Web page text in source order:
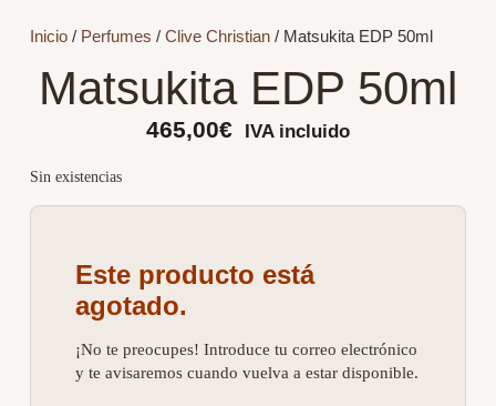
Inicio/ Perfumes / Clive Christian/ Matsukita EDP 50ml
Matsukita EDP 50ml
465,00€ IVA incluido
Sin existencias
Este producto está
agotado.
¡No te preocupes! Introduce tu correo electrónico
y te avisaremos cuando vuelva a estar disponible.